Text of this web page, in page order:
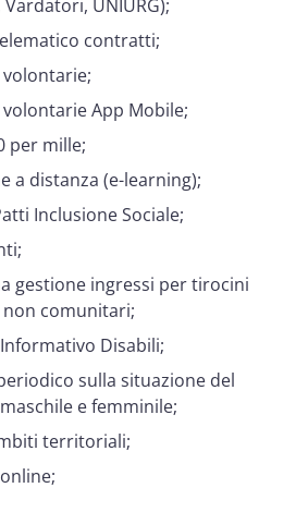
Vardatori, UNIURG);
contratti;
App Mobile;
per mille;
a distanza (e-learning);
Inclusione Sociale;
gestione ingressi per tirocini
comunitari;
Disabili;
sulla situazione del
e femminile;
territoriali;